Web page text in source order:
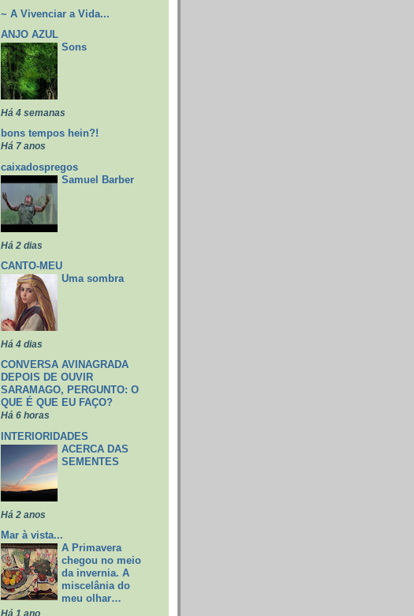
~ A Vivenciar a Vida...
ANJO AZUL
Sons
Há 4 semanas
bons tempos hein?!
Há 7 anos
caixadospregos
Samuel Barber
Há 2 dias
CANTO-MEU
Uma sombra
Há 4 dias
CONVERSA AVINAGRADA
DEPOIS DE OUVIR
SARAMAGO, PERGUNTO: O
QUE É QUE EU FAÇO?
Há 6 horas
INTERIORIDADES
ACERCA DAS
SEMENTES
Há 2 anos
Mar à vista...
A Primavera
chegou no meio
da invernia. A
miscelânia do
meu olhar…
Há 1 ano